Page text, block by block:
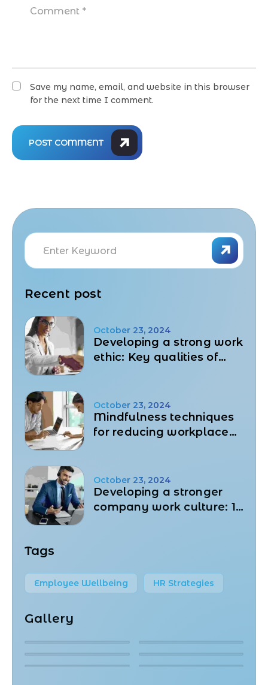
Save my name, email, and website in this browser
for the next time I comment.
Recent post
Developing a strong work
ethic: Key qualities of
October 23, 2024
Mindfulness techniques
for reducing workplace
October 23, 2024
Developing a stronger
company work culture: 10
October 23, 2024
Tags
Employee Wellbeing HR Strategies
Gallery